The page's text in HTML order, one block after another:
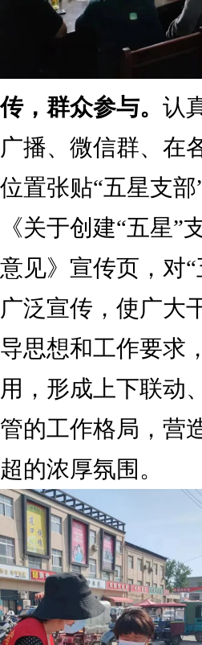
，群众参与。 认
播、微信群、在
置张贴“五星支
关于创建“五星”
见》宣传页，对
泛宣传，使广大
思想和工作要求
，形成上下联动
的工作格局，营
的浓厚氛围。